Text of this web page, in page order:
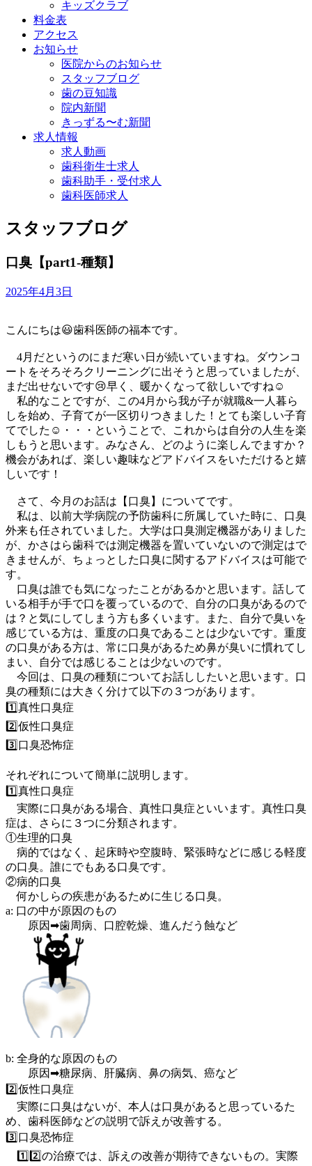
キッズクラブ
料金表
アクセス
お知らせ
医院からのお知らせ
スタッフブログ
歯の豆知識
院内新聞
きっずる〜む新聞
求人情報
求人動画
歯科衛生士求人
歯科助手・受付求人
歯科医師求人
スタッフブログ
口臭【part1-種類】
2025年4月3日
こんにちは😃歯科医師の福本です。
4月だというのにまだ寒い日が続いていますね。ダウンコ
ートをそろそろクリーニングに出そうと思っていましたが、
まだ出せないです😢早く、暖かくなって欲しいですね☺️
私的なことですが、この4月から我が子が就職&一人暮ら
しを始め、子育てが一区切りつきました！とても楽しい子育
てでした☺️・・・ということで、これからは自分の人生を楽
しもうと思います。みなさん、どのように楽しんでますか？
機会があれば、楽しい趣味などアドバイスをいただけると嬉
しいです！
さて、今月のお話は【口臭】についてです。
私は、以前大学病院の予防歯科に所属していた時に、口臭
外来も任されていました。大学は口臭測定機器がありました
が、かさはら歯科では測定機器を置いていないので測定はで
きませんが、ちょっとした口臭に関するアドバイスは可能で
す。
口臭は誰でも気になったことがあるかと思います。話して
いる相手が手で口を覆っているので、自分の口臭があるので
は？と気にしてしまう方も多くいます。また、自分で臭いを
感じている方は、重度の口臭であることは少ないです。重度
の口臭がある方は、常に口臭があるため鼻が臭いに慣れてし
まい、自分では感じることは少ないのです。
今回は、口臭の種類についてお話ししたいと思います。口
臭の種類には大きく分けて以下の３つがあります。
1️⃣真性口臭症
2️⃣仮性口臭症
3️⃣口臭恐怖症
それぞれについて簡単に説明します。
1️⃣真性口臭症
実際に口臭がある場合、真性口臭症といいます。真性口臭
症は、さらに３つに分類されます。
①生理的口臭
病的ではなく、起床時や空腹時、緊張時などに感じる軽度
の口臭。誰にでもある口臭です。
②病的口臭
何かしらの疾患があるために生じる口臭。
a: 口の中が原因のもの
原因➡︎歯周病、口腔乾燥、進んだう蝕など
b: 全身的な原因のもの
原因➡︎糖尿病、肝臓病、鼻の病気、癌など
2️⃣仮性口臭症
実際に口臭はないが、本人は口臭があると思っているた
め、歯科医師などの説明で訴えが改善する。
3️⃣口臭恐怖症
1️⃣2️⃣の治療では、訴えの改善が期待できないもの。実際